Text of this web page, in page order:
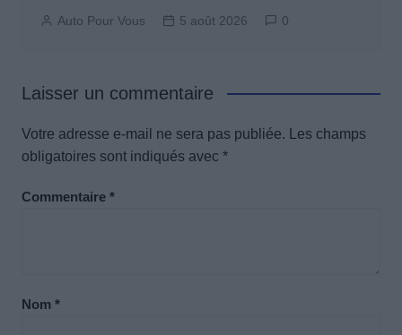
Auto Pour Vous 5 août 2026 0
Laisser un commentaire
Votre adresse e-mail ne sera pas publiée.
Les champs
obligatoires sont indiqués avec *
Commentaire *
Nom *